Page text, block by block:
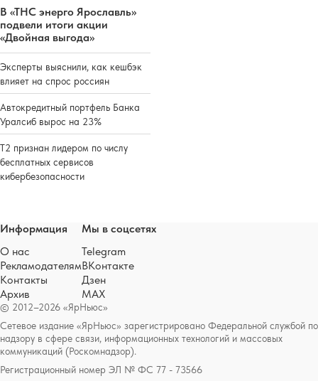
В «ТНС энерго Ярославль»
подвели итоги акции
«Двойная выгода»
Эксперты выяснили, как кешбэк
влияет на спрос россиян
Автокредитный портфель Банка
Уралсиб вырос на 23%
Т2 признан лидером по числу
бесплатных сервисов
кибербезопасности
© 2012–2026 «ЯрНьюс»
Сетевое издание «ЯрНьюс» зарегистрировано Федеральной службой по
надзору в сфере связи, информационных технологий и массовых
коммуникаций (Роскомнадзор).
Регистрационный номер ЭЛ № ФС 77 - 73566
Информация
О нас
Рекламодателям
Контакты
Архив
Мы в соцсетях
Telegram
ВКонтакте
Дзен
MAX